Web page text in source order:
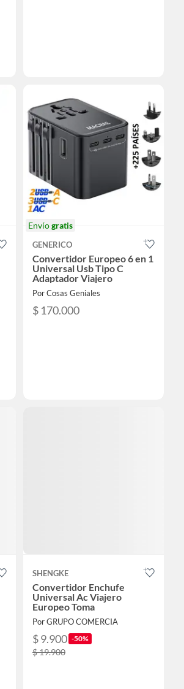
Envíogratis
GENERICO
Convertidor Europeo 6 en 1
Universal Usb Tipo C
Adaptador Viajero
Por Cosas Geniales
$ 170.000
SHENGKE
Convertidor Enchufe
Universal Ac Viajero
Europeo Toma
Por GRUPO COMERCIA
$ 9.900 -50%
$ 19.900